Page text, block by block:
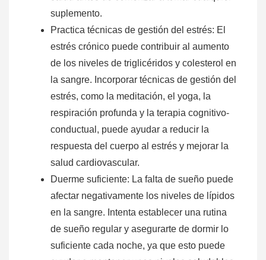
suplemento.
Practica técnicas de gestión del estrés: El
estrés crónico puede contribuir al aumento
de los niveles de triglicéridos y colesterol en
la sangre. Incorporar técnicas de gestión del
estrés, como la meditación, el yoga, la
respiración profunda y la terapia cognitivo-
conductual, puede ayudar a reducir la
respuesta del cuerpo al estrés y mejorar la
salud cardiovascular.
Duerme suficiente: La falta de sueño puede
afectar negativamente los niveles de lípidos
en la sangre. Intenta establecer una rutina
de sueño regular y asegurarte de dormir lo
suficiente cada noche, ya que esto puede